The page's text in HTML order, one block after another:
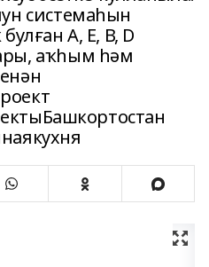
системаһын
А, Е, В, D
аҡһым һәм